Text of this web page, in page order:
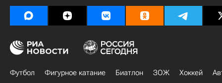
Футбол Фигурное катание Биатлон ЗОЖ Хоккей